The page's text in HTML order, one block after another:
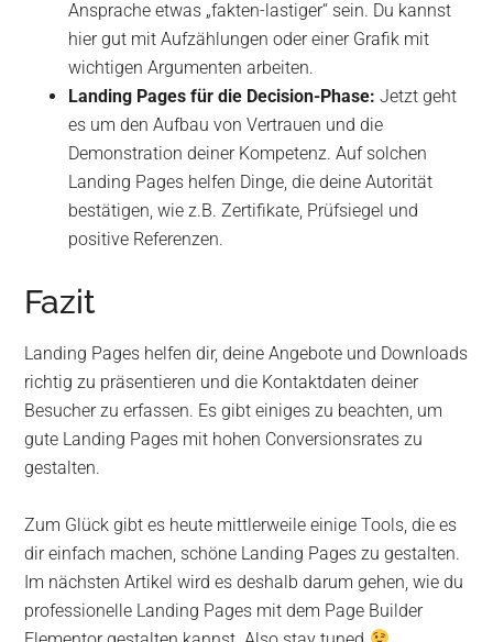
Ansprache etwas „fakten-lastiger“ sein. Du kannst
hier gut mit Aufzählungen oder einer Grafik mit
wichtigen Argumenten arbeiten.
Landing Pages für die Decision-Phase: Jetzt geht
es um den Aufbau von Vertrauen und die
Demonstration deiner Kompetenz. Auf solchen
Landing Pages helfen Dinge, die deine Autorität
bestätigen, wie z.B. Zertifikate, Prüfsiegel und
positive Referenzen.
Fazit
Landing Pages helfen dir, deine Angebote und Downloads
richtig zu präsentieren und die Kontaktdaten deiner
Besucher zu erfassen. Es gibt einiges zu beachten, um
gute Landing Pages mit hohen Conversionsrates zu
gestalten.
Zum Glück gibt es heute mittlerweile einige Tools, die es
dir einfach machen, schöne Landing Pages zu gestalten.
Im nächsten Artikel wird es deshalb darum gehen, wie du
professionelle Landing Pages mit dem Page Builder